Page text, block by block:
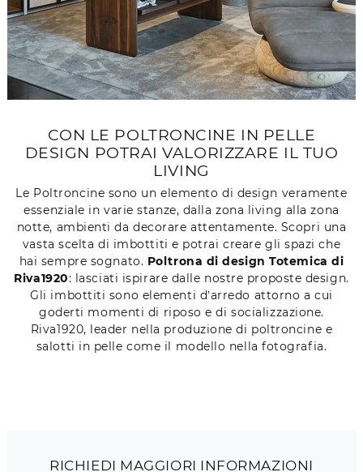
CON LE POLTRONCINE IN PELLE
DESIGN POTRAI VALORIZZARE IL TUO
LIVING
Le Poltroncine sono un elemento di design veramente
essenziale in varie stanze, dalla zona living alla zona
notte, ambienti da decorare attentamente. Scopri una
vasta scelta di imbottiti e potrai creare gli spazi che
hai sempre sognato. Poltrona di design Totemica di
Riva1920: lasciati ispirare dalle nostre proposte design.
Gli imbottiti sono elementi d’arredo attorno a cui
goderti momenti di riposo e di socializzazione.
Riva1920, leader nella produzione di poltroncine e
salotti in pelle come il modello nella fotografia.
RICHIEDI MAGGIORI INFORMAZIONI